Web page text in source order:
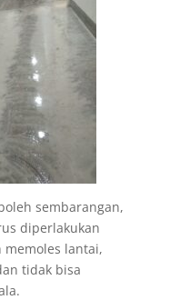
sembarangan,
diperlakukan
memoles lantai,
tidak bisa